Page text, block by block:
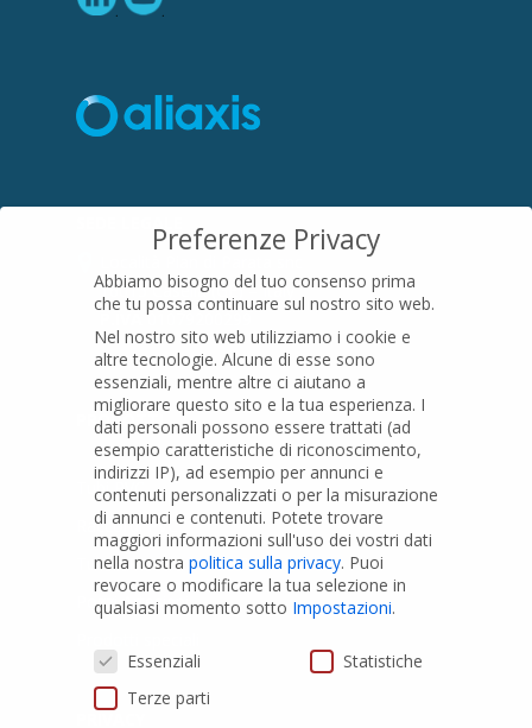
16015 Casella (GE) – Italy
01079200299
PRODOTTI
Tubi PVC
Raccordi PVC
Tubi e Raccordi in PVC-A
Pozzi Artesiani
Preferenze Privacy
Abbiamo bisogno del tuo consenso prima
che tu possa continuare sul nostro sito web.
Nel nostro sito web utilizziamo i cookie e
altre tecnologie. Alcune di esse sono
essenziali, mentre altre ci aiutano a
migliorare questo sito e la tua esperienza. I
dati personali possono essere trattati (ad
esempio caratteristiche di riconoscimento,
indirizzi IP), ad esempio per annunci e
contenuti personalizzati o per la misurazione
di annunci e contenuti. Potete trovare
maggiori informazioni sull'uso dei vostri dati
nella nostra politica sulla privacy. Puoi
revocare o modificare la tua selezione in
qualsiasi momento sotto Impostazioni.
Preferenze Privacy
Essenziali
Statistiche
Terze parti